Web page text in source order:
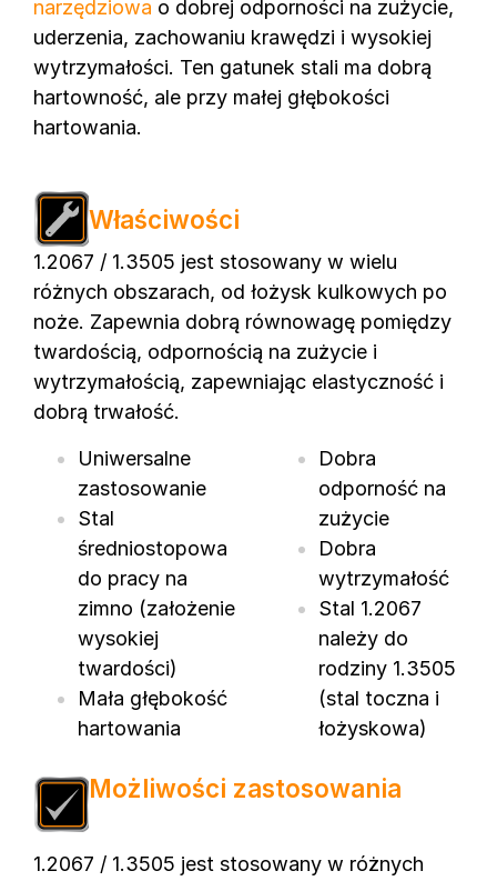
narzędziowa o dobrej odporności na zużycie,
uderzenia, zachowaniu krawędzi i wysokiej
wytrzymałości. Ten gatunek stali ma dobrą
hartowność, ale przy małej głębokości
hartowania.
Właściwości
1.2067 / 1.3505 jest stosowany w wielu
różnych obszarach, od łożysk kulkowych po
noże. Zapewnia dobrą równowagę pomiędzy
twardością, odpornością na zużycie i
wytrzymałością, zapewniając elastyczność i
dobrą trwałość.
Uniwersalne
zastosowanie
Stal
średniostopowa
do pracy na
zimno (założenie
wysokiej
twardości)
Mała głębokość
hartowania
Dobra
odporność na
zużycie
Dobra
wytrzymałość
Stal 1.2067
należy do
rodziny 1.3505
(stal toczna i
łożyskowa)
Możliwości zastosowania
1.2067 / 1.3505 jest stosowany w różnych